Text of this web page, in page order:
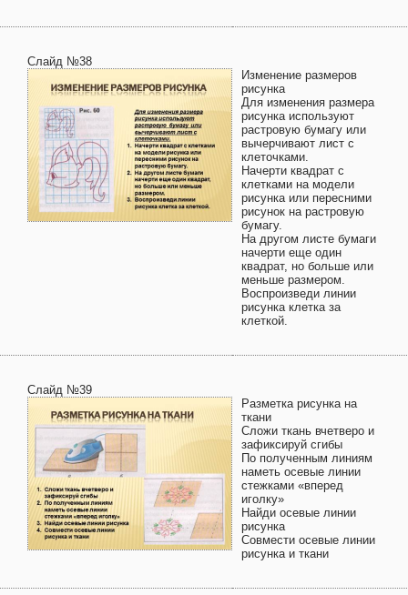
Слайд №38
Изменение размеров
рисунка
Для изменения размера
рисунка используют
растровую бумагу или
вычерчивают лист с
клеточками.
Начерти квадрат с
клетками на модели
рисунка или пересними
рисунок на растровую
бумагу.
На другом листе бумаги
начерти еще один
квадрат, но больше или
меньше размером.
Воспроизведи линии
рисунка клетка за
клеткой.
Слайд №39
Разметка рисунка на
ткани
Сложи ткань вчетверо и
зафиксируй сгибы
По полученным линиям
наметь осевые линии
стежками «вперед
иголку»
Найди осевые линии
рисунка
Совмести осевые линии
рисунка и ткани